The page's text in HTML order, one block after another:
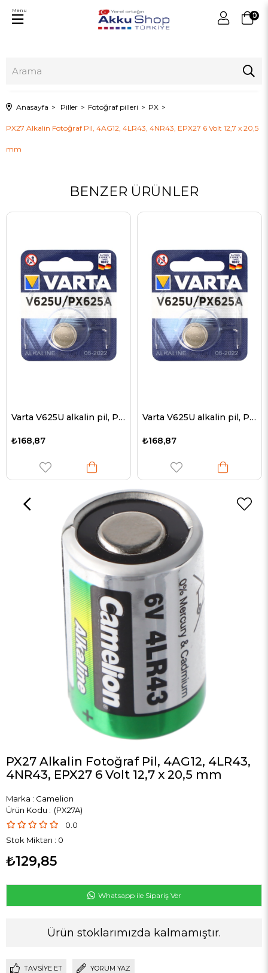
0
Menu
Anasayfa Piller Fotoğraf pilleri PX
PX27 Alkalin Fotoğraf Pil, 4AG12, 4LR43, 4NR43, EPX27 6 Volt 12,7 x 20,5
mm
BENZER ÜRÜNLER
Varta V625U alkalin pil, PX625, LR9, düğme hücre EPX625, RM625
₺168,87
Varta V625U alkalin pil, PX625, LR9, düğme hücre EPX625, RM625
₺168,87
PX27 Alkalin Fotoğraf Pil, 4AG12, 4LR43,
4NR43, EPX27 6 Volt 12,7 x 20,5 mm
Marka : Camelion
(PX27A)
0.0
Stok Miktarı : 0
₺129,85
Whatsapp ile Sipariş Ver
Ürün stoklarımızda kalmamıştır.
TAVSIYE ET YORUM YAZ